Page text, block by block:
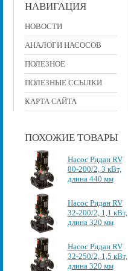
НАВИГАЦИЯ
НОВОСТИ
АНАЛОГИ НАСОСОВ
ПОЛЕЗНОЕ
ПОЛЕЗНЫЕ ССЫЛКИ
КАРТА САЙТА
ПОХОЖИЕ ТОВАРЫ
Насос Ридан RV
80-200/2, 3 кВт,
длина 440 мм
Насос Ридан RV
32-200/2, 1,1 кВт,
длина 320 мм
Насос Ридан RV
32-250/2, 1,5 кВт,
длина 320 мм